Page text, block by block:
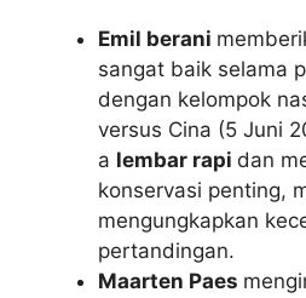
Emil berani
sangat baik selama
dengan kelompok
versus Cina (5 Juni
a lembar rapi dan
konservasi penting,
mengungkapkan
pertandingan.
Maarten Paes